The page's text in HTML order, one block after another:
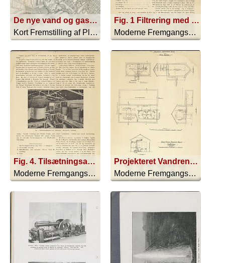
De nye vand og gasværker for Kjöbenhavn
Kort Fremstilling af Planerne til de ... - 1852
Fig. 1 Filtrering med forfilter
Moderne Fremgangsmaader Ved Rensning ... - 1918
Fig. 4. Tilsætningsapparater for Kemikalier. Helsingfors Vandværk
Moderne Fremgangsmaader Ved Rensning ... - 1918
Projekteret Vandrensnings Anlæg for Wasa Vandværk
Moderne Fremgangsmaader Ved Rensning ... - 1918